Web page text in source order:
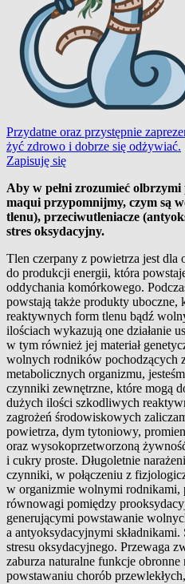
Przydatne oraz przystępnie
żyć zdrowo i dobrze się odżywiać.
Zapisuję się
Aby w pełni zrozumieć
maqui przypomnijmy, czym są
tlenu), przeciwutleniacze
stres oksydacyjny.
Tlen czerpany z powietrza jest dla
do produkcji energii, która
oddychania komórkowego.
powstają także produkty uboczne,
reaktywnych form tlenu bądź
ilościach wykazują one działanie
w tym również jej materiał
wolnych rodników pochodzących
metabolicznych organizmu,
czynniki zewnętrzne, które mogą
dużych ilości szkodliwych
zagrożeń środowiskowych
powietrza, dym tytoniowy,
oraz wysokoprzetworzoną
i cukry proste. Długoletnie
czynniki, w połączeniu z
w organizmie wolnymi rodnikami,
równowagi pomiędzy
generującymi powstawanie
a antyoksydacyjnymi
stresu oksydacyjnego. Przewaga
zaburza naturalne funkcje
powstawaniu chorób